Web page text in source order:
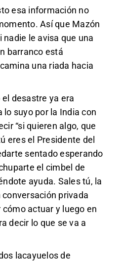
esa información no
Así que Mazón
nadie le avisa que una
barranco está
una riada hacia
desastre ya era
lo suyo por la India con
“si quieren algo, que
eres el Presidente del
sentado esperando
el cimbel de
ayuda. Sales tú, la
privada
actuar y luego en
decir lo que se va a
lacayuelos de